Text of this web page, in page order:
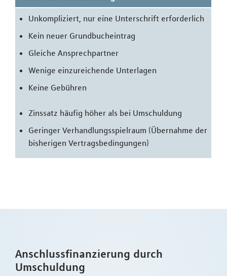
Unkompliziert, nur eine Unterschrift erforderlich
Kein neuer Grundbucheintrag
Gleiche Ansprechpartner
Wenige einzureichende Unterlagen
Keine Gebühren
Zinssatz häufig höher als bei Umschuldung
Geringer Verhandlungsspielraum (Übernahme der
bisherigen Vertragsbedingungen)
Anschlussfinanzierung durch
Umschuldung